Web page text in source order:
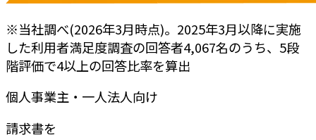
※当社調べ(2026年3月時点)。2025年3月以降に実施
した利用者満足度調査の回答者4,067名のうち、5段
階評価で4以上の回答比率を算出
個人事業主・一人法人向け
請求書を